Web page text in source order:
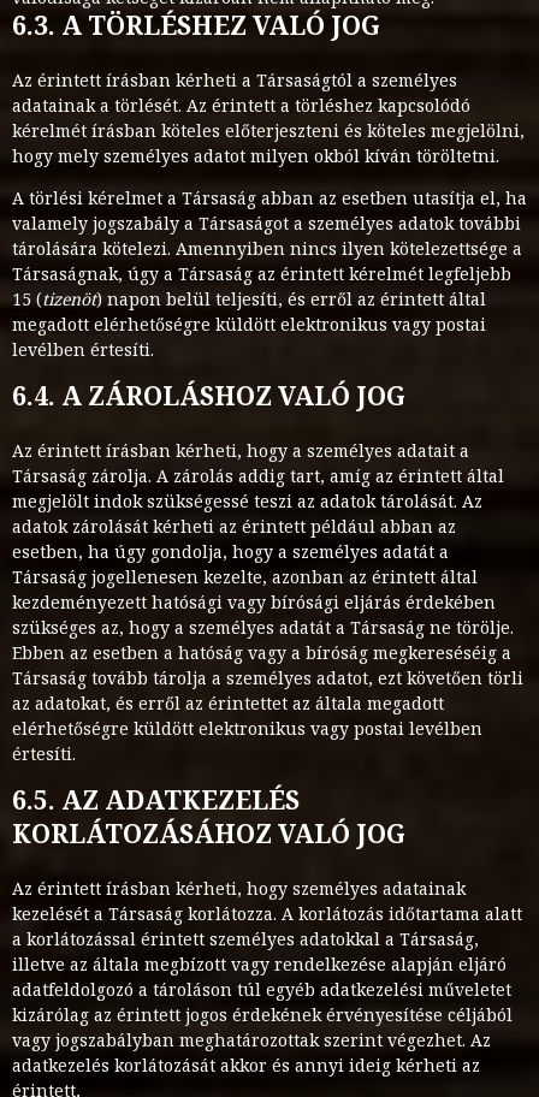
6.3. A TÖRLÉSHEZ VALÓ JOG
Az érintett írásban kérheti a Társaságtól a személyes
adatainak a törlését. Az érintett a törléshez kapcsolódó
kérelmét írásban köteles előterjeszteni és köteles megjelölni,
hogy mely személyes adatot milyen okból kíván töröltetni.
A törlési kérelmet a Társaság abban az esetben utasítja el, ha
valamely jogszabály a Társaságot a személyes adatok további
tárolására kötelezi. Amennyiben nincs ilyen kötelezettsége a
Társaságnak, úgy a Társaság az érintett kérelmét legfeljebb
15 (tizenöt) napon belül teljesíti, és erről az érintett által
megadott elérhetőségre küldött elektronikus vagy postai
levélben értesíti.
6.4. A ZÁROLÁSHOZ VALÓ JOG
Az érintett írásban kérheti, hogy a személyes adatait a
Társaság zárolja. A zárolás addig tart, amíg az érintett által
megjelölt indok szükségessé teszi az adatok tárolását. Az
adatok zárolását kérheti az érintett például abban az
esetben, ha úgy gondolja, hogy a személyes adatát a
Társaság jogellenesen kezelte, azonban az érintett által
kezdeményezett hatósági vagy bírósági eljárás érdekében
szükséges az, hogy a személyes adatát a Társaság ne törölje.
Ebben az esetben a hatóság vagy a bíróság megkereséséig a
Társaság tovább tárolja a személyes adatot, ezt követően törli
az adatokat, és erről az érintettet az általa megadott
elérhetőségre küldött elektronikus vagy postai levélben
értesíti.
6.5. AZ ADATKEZELÉS
KORLÁTOZÁSÁHOZ VALÓ JOG
Az érintett írásban kérheti, hogy személyes adatainak
kezelését a Társaság korlátozza. A korlátozás időtartama alatt
a korlátozással érintett személyes adatokkal a Társaság,
illetve az általa megbízott vagy rendelkezése alapján eljáró
adatfeldolgozó a tároláson túl egyéb adatkezelési műveletet
kizárólag az érintett jogos érdekének érvényesítése céljából
vagy jogszabályban meghatározottak szerint végezhet. Az
adatkezelés korlátozását akkor és annyi ideig kérheti az
érintett,